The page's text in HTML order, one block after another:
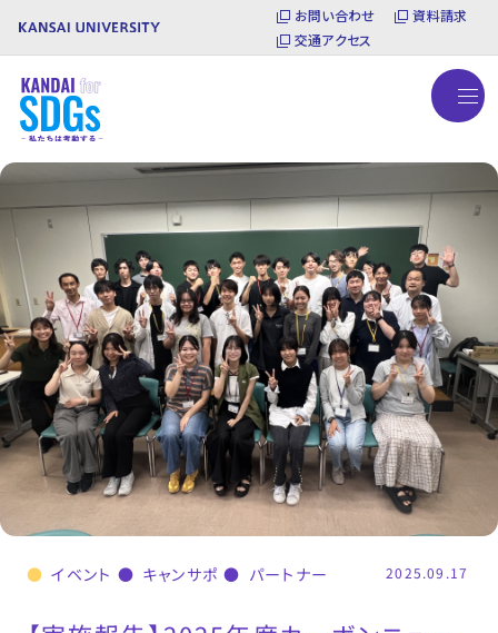
お問い合わせ
資料請求
交通アクセス
TOP
SDGsパートナー制度
SDGsキャンパスサポーター
SDGsラーニングプログラム
関大万博GOTO2025
ニュース・イベント
ナ
を
く
イベント キャンサポ パートナー 2025.09.17